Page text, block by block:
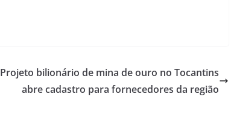
Projeto bilionário de mina de ouro no Tocantins
abre cadastro para fornecedores da região